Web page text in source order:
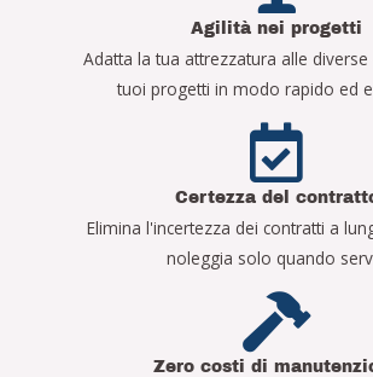
Agilità nei progetti
Adatta la tua attrezzatura alle diverse
tuoi progetti in modo rapido ed
Certezza del
Elimina l'incertezza dei contratti a
noleggia solo quando
Zero costi di